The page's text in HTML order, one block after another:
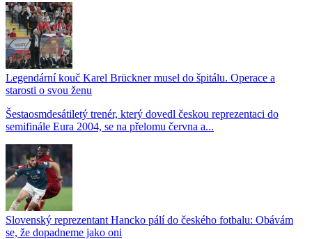
Legendární kouč Karel Brückner musel do špitálu. Operace a
starosti o svou ženu
Šestaosmdesátiletý trenér, který dovedl českou reprezentaci do
semifinále Eura 2004, se na přelomu června a...
Slovenský reprezentant Hancko pálí do českého fotbalu: Obávám
se, že dopadneme jako oni